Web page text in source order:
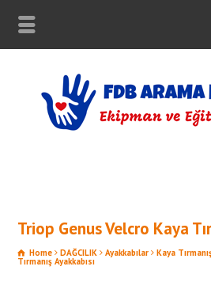
Triop Genus Velcro Kaya
Home DAĞCILIK Ayakkabılar Kaya
Tırmanış Ayakkabısı